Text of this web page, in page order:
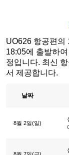
UO626 항공편의
18:05에 출발하
정입니다. 최신
서 제공합니다.
날짜
8월 2일(일)